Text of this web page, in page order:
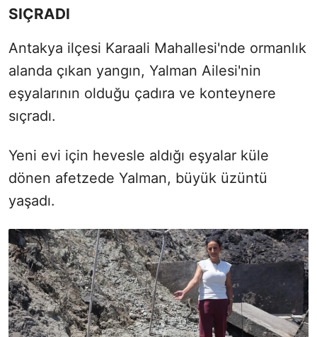
SIÇRADI
Antakya ilçesi Karaali Mahallesi'nde ormanlık
alanda çıkan yangın, Yalman Ailesi'nin
eşyalarının olduğu çadıra ve konteynere
sıçradı.
Yeni evi için hevesle aldığı eşyalar küle
dönen afetzede Yalman, büyük üzüntü
yaşadı.